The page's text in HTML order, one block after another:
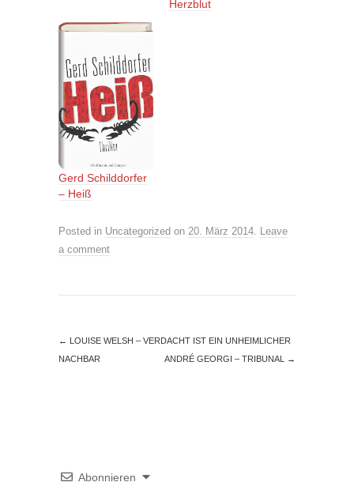
Herzblut
Gerd Schilddorfer
– Heiß
Posted in Uncategorized on 20. März 2014. Leave
a comment
←
LOUISE WELSH – VERDACHT IST EIN UNHEIMLICHER
NACHBAR
ANDRÉ GEORGI – TRIBUNAL →
Abonnieren